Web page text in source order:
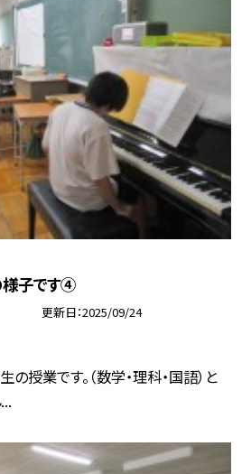
様子です④
更新日 2025/09/24
の授業です。（数学・理科・国語）と